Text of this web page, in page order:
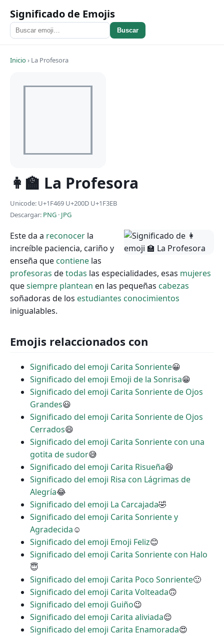
Significado de Emojis
Buscar
Inicio› La Profesora
👩‍🏫 La Profesora
Unicode: U+1F469 U+200D U+1F3EB
Descargar: PNG · JPG
Este da a reconocer la
increíble paciencia, cariño y
enseña que contiene las
profesoras detodas las especialidades, esas mujeres
quesiempre plantean en las pequeñas cabezas
soñadoras de los estudiantes conocimientos
inigualables.
Emojis relaccionados con
Significado del emoji Carita Sonriente😀
Significado del emoji Emoji de la Sonrisa😁
Significado del emoji Carita Sonriente de Ojos
Grandes😃
Significado del emoji Carita Sonriente de Ojos
Cerrados😄
Significado del emoji Carita Sonriente con una
gotita de sudor😅
Significado del emoji Carita Risueña😆
Significado del emoji Risa con Lágrimas de
Alegría😂
Significado del emoji La Carcajada🤣
Significado del emoji Carita Sonriente y
Agradecida☺
Significado del emoji Emoji Feliz😊
Significado del emoji Carita Sonriente con Halo
😇
Significado del emoji Carita Poco Sonriente🙂
Significado del emoji Carita Volteada🙃
Significado del emoji Guiño😉
Significado del emoji Carita aliviada😌
Significado del emoji Carita Enamorada😍